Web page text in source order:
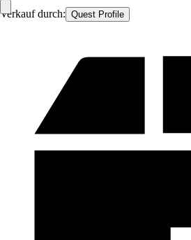
Verkauf durch: Quest Profile